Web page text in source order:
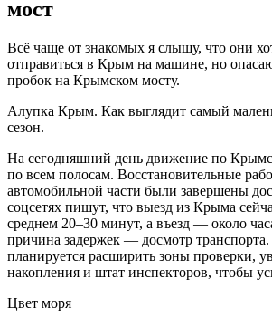
мост
Всё чаще от знакомых я слышу, что они
отправиться в Крым на машине, но
пробок на Крымском мосту.
Алупка Крым. Как выглядит самый
сезон.
На сегодняшний день движение по
по всем полосам. Восстановительные
автомобильной части были завершены
соцсетях пишут, что выезд из Крыма
среднем 20–30 минут, а въезд — около
причина задержек — досмотр
планируется расширить зоны проверки,
накопления и штат инспекторов, чтобы
Цвет моря